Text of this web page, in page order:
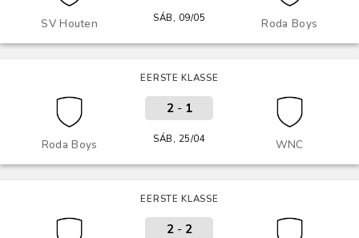
SV Houten Roda Boys
SÁB, 09/05
EERSTE KLASSE
Roda Boys WNC
2- 1
SÁB, 25/04
EERSTE KLASSE
2- 2